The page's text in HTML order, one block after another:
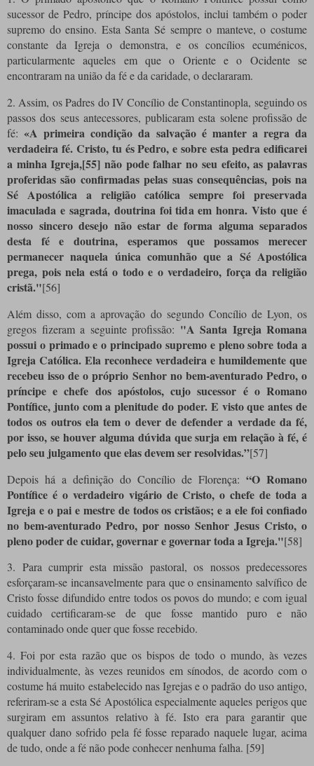
sucessor de Pedro, príncipe dos apóstolos, inclui também o poder
supremo do ensino. Esta Santa Sé sempre o manteve, o costume
constante da Igreja o demonstra, e os concílios ecuménicos,
particularmente aqueles em que o Oriente e o Ocidente se
encontraram na união da fé e da caridade, o declararam.
2. Assim, os Padres do IV Concílio de Constantinopla, seguindo os
passos dos seus antecessores, publicaram esta solene profissão de
fé:«A primeira condição da salvação é manter a regra da
verdadeira fé. Cristo, tu és Pedro, e sobre esta pedra edificarei
a minha Igreja,[55] não pode falhar no seu efeito, as palavras
proferidas são confirmadas pelas suas consequências, pois na
Sé Apostólica a religião católica sempre foi preservada
imaculada e sagrada, doutrina foi tida em honra. Visto que é
nosso sincero desejo não estar de forma alguma separados
desta fé e doutrina, esperamos que possamos merecer
permanecer naquela única comunhão que a Sé Apostólica
prega, pois nela está o todo e o verdadeiro, força da religião
cristã."[56]
Além disso, com a aprovação do segundo Concílio de Lyon, os
gregos fizeram a seguinte profissão: "A Santa Igreja Romana
possui o primado e o principado supremo e pleno sobre toda a
Igreja Católica. Ela reconhece verdadeira e humildemente que
recebeu isso de o próprio Senhor no bem-aventurado Pedro, o
príncipe e chefe dos apóstolos, cujo sucessor é o Romano
Pontífice, junto com a plenitude do poder. E visto que antes de
todos os outros ela tem o dever de defender a verdade da fé,
por isso, se houver alguma dúvida que surja em relação à fé, é
pelo seu julgamento que elas devem ser resolvidas.”[57]
Depois há a definição do Concílio de Florença: “O Romano
Pontífice é o verdadeiro vigário de Cristo, o chefe de toda a
Igreja e o pai e mestre de todos os cristãos; e a ele foi confiado
no bem-aventurado Pedro, por nosso Senhor Jesus Cristo, o
pleno poder de cuidar, governar e governar toda a Igreja."[58]
3. Para cumprir esta missão pastoral, os nossos predecessores
esforçaram-se incansavelmente para que o ensinamento salvífico de
Cristo fosse difundido entre todos os povos do mundo; e com igual
cuidado certificaram-se de que fosse mantido puro e não
contaminado onde quer que fosse recebido.
4. Foi por esta razão que os bispos de todo o mundo, às vezes
individualmente, às vezes reunidos em sínodos, de acordo com o
costume há muito estabelecido nas Igrejas e o padrão do uso antigo,
referiram-se a esta Sé Apostólica especialmente aqueles perigos que
surgiram em assuntos relativo à fé. Isto era para garantir que
qualquer dano sofrido pela fé fosse reparado naquele lugar, acima
de tudo, onde a fé não pode conhecer nenhuma falha. [59]